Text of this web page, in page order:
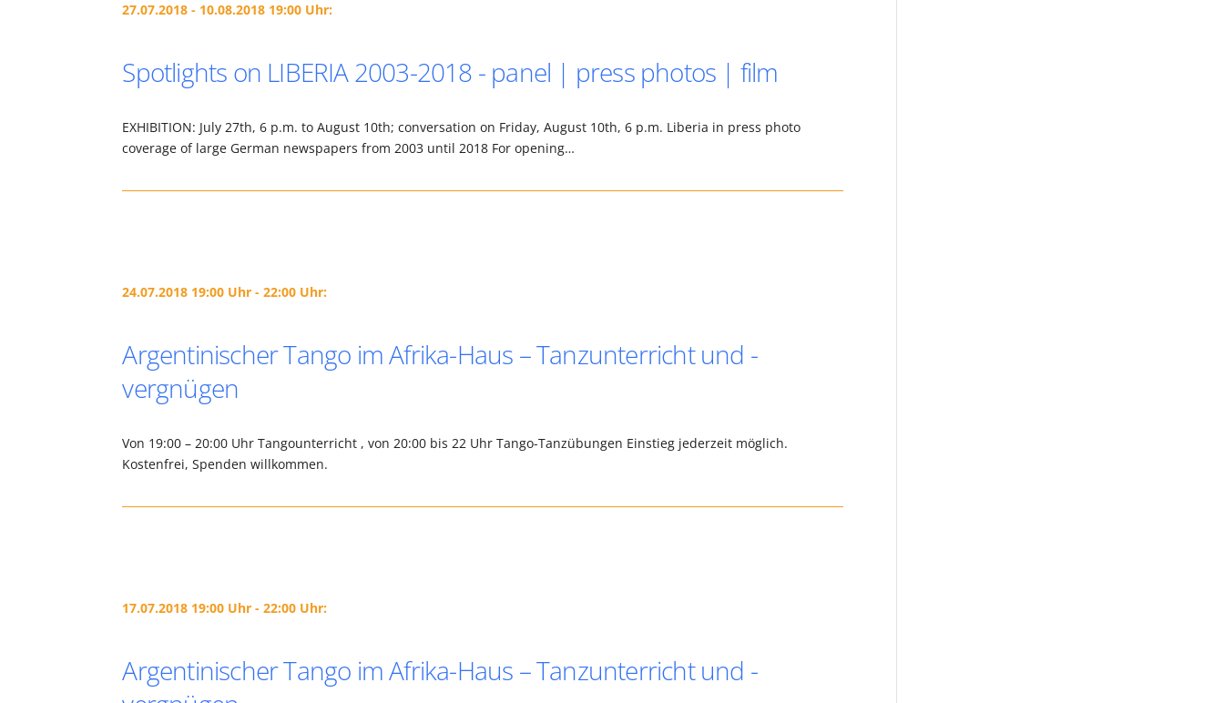
27.07.2018 - 10.08.2018 19:00 Uhr:
Spotlights on LIBERIA 2003-2018 - panel | press photos | film
EXHIBITION: July 27th, 6 p.m. to August 10th; conversation on Friday, August 10th, 6 p.m. Liberia in press photo
coverage of large German newspapers from 2003 until 2018 For opening…
24.07.2018 19:00 Uhr - 22:00 Uhr:
Argentinischer Tango im Afrika-Haus – Tanzunterricht und -
vergnügen
Von 19:00 – 20:00 Uhr Tangounterricht , von 20:00 bis 22 Uhr Tango-Tanzübungen Einstieg jederzeit möglich.
Kostenfrei, Spenden willkommen.
17.07.2018 19:00 Uhr - 22:00 Uhr:
Argentinischer Tango im Afrika-Haus – Tanzunterricht und -